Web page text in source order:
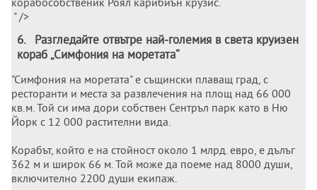
" />
6.
Разгледайте отвътре най-големия в света круизен
кораб „Симфония на моретата“
"Симфония на моретата" е същински плаващ град, с
ресторанти и места за развлечения на площ над 66 000
кв.м. Той си има дори собствен Сентръл парк като в Ню
Йорк с 12 000 растителни вида.
Корабът, който е на стойност около 1 млрд. евро, е дълъг
362 м и широк 66 м. Той може да поеме над 8000 души,
включително 2200 души екипаж.